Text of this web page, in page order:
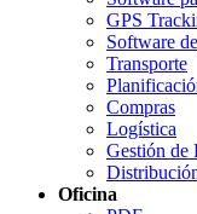
GPS
Software
Transporte
Compras
Logística
Gestión de
Oficina